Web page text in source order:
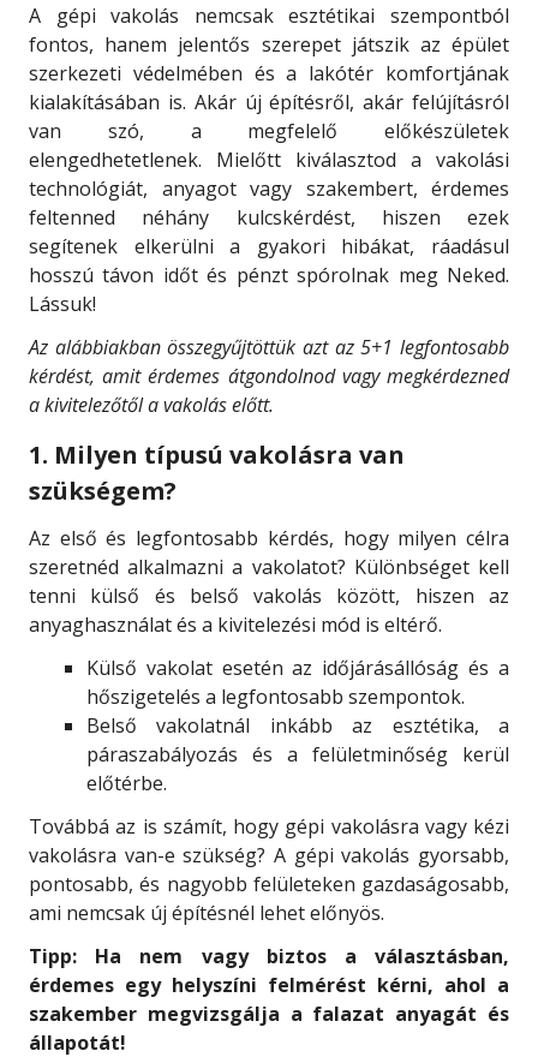
A gépi vakolás nemcsak esztétikai szempontból
fontos, hanem jelentős szerepet játszik az épület
szerkezeti védelmében és a lakótér komfortjának
kialakításában is. Akár új építésről, akár felújításról
van szó, a megfelelő előkészületek
elengedhetetlenek. Mielőtt kiválasztod a vakolási
technológiát, anyagot vagy szakembert, érdemes
feltenned néhány kulcskérdést, hiszen ezek
segítenek elkerülni a gyakori hibákat, ráadásul
hosszú távon időt és pénzt spórolnak meg Neked.
Lássuk!
Az alábbiakban összegyűjtöttük azt az 5+1 legfontosabb
kérdést, amit érdemes átgondolnod vagy megkérdezned
a kivitelezőtől a vakolás előtt.
1. Milyen típusú vakolásra van
szükségem?
Az első és legfontosabb kérdés, hogy milyen célra
szeretnéd alkalmazni a vakolatot? Különbséget kell
tenni külső és belső vakolás között, hiszen az
anyaghasználat és a kivitelezési mód is eltérő.
Külső vakolat esetén az időjárásállóság és a
hőszigetelés a legfontosabb szempontok.
Belső vakolatnál inkább az esztétika, a
páraszabályozás és a felületminőség kerül
előtérbe.
Továbbá az is számít, hogy gépi vakolásra vagy kézi
vakolásra van-e szükség? A gépi vakolás gyorsabb,
pontosabb, és nagyobb felületeken gazdaságosabb,
ami nemcsak új építésnél lehet előnyös.
Tipp: Ha nem vagy biztos a választásban,
érdemes egy helyszíni felmérést kérni, ahol a
szakember megvizsgálja a falazat anyagát és
állapotát!